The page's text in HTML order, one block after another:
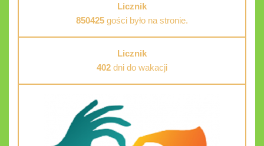
Licznik
850425 gości było na stronie.
Licznik
402 dni do wakacji